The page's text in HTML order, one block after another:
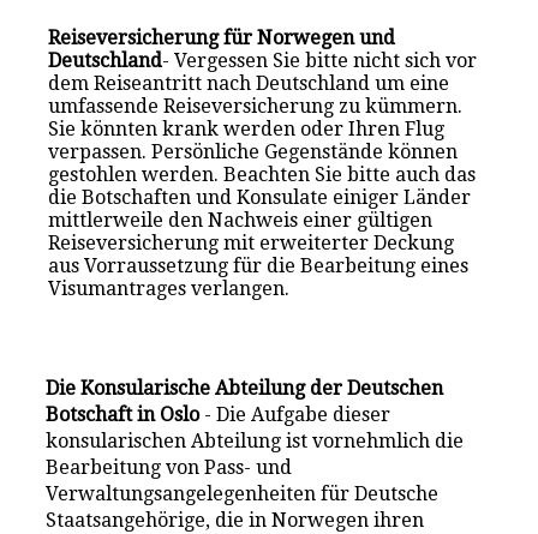
Reiseversicherung für Norwegen und
Deutschland- Vergessen Sie bitte nicht sich vor
dem Reiseantritt nach Deutschland um eine
umfassende Reiseversicherung zu kümmern.
Sie könnten krank werden oder Ihren Flug
verpassen. Persönliche Gegenstände können
gestohlen werden. Beachten Sie bitte auch das
die Botschaften und Konsulate einiger Länder
mittlerweile den Nachweis einer gültigen
Reiseversicherung mit erweiterter Deckung
aus Vorraussetzung für die Bearbeitung eines
Visumantrages verlangen.
Die Konsularische Abteilung der Deutschen
Botschaft in Oslo- Die Aufgabe dieser
konsularischen Abteilung ist vornehmlich die
Bearbeitung von Pass- und
Verwaltungsangelegenheiten für Deutsche
Staatsangehörige, die in Norwegen ihren